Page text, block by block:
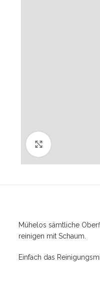
Mühelos sämtliche
reinigen mit Schaum.
Einfach das